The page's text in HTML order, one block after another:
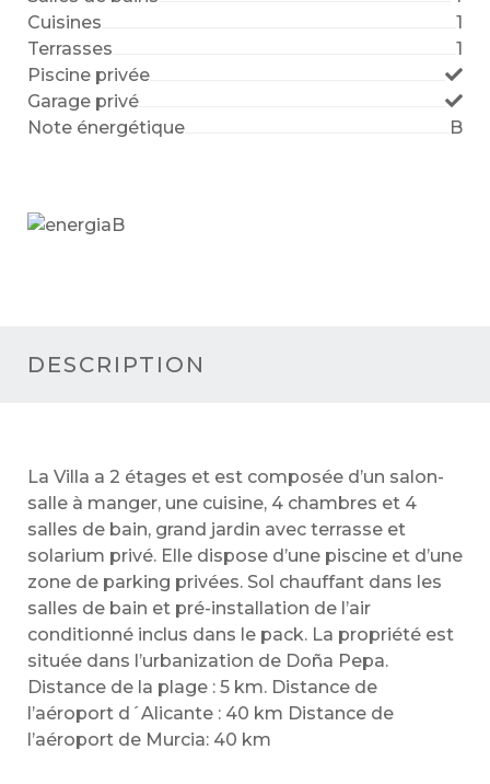
Cuisines
1
Terrasses
1
Piscine privée
Garage privé
Note énergétique
B
B
DESCRIPTION
La Villa a 2 étages et est composée d’un salon-
salle à manger, une cuisine, 4 chambres et 4
salles de bain, grand jardin avec terrasse et
solarium privé. Elle dispose d’une piscine et d’une
zone de parking privées. Sol chauffant dans les
salles de bain et pré-installation de l’air
conditionné inclus dans le pack. La propriété est
située dans l’urbanization de Doña Pepa.
Distance de la plage : 5 km. Distance de
l’aéroport d´Alicante : 40 km Distance de
l’aéroport de Murcia: 40 km